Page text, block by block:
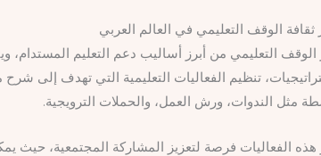
ثقافة الوقف التعليمي في العالم العربي
الوقف التعليمي من أبرز أساليب دعم التعليم
تنظيم الفعاليات التعليمية التي تهدف
مثل الندوات، ورش العمل، والحملات الترويجية.
هذه الفعاليات فرصة لتعزيز المشاركة المجتمعية، حيث